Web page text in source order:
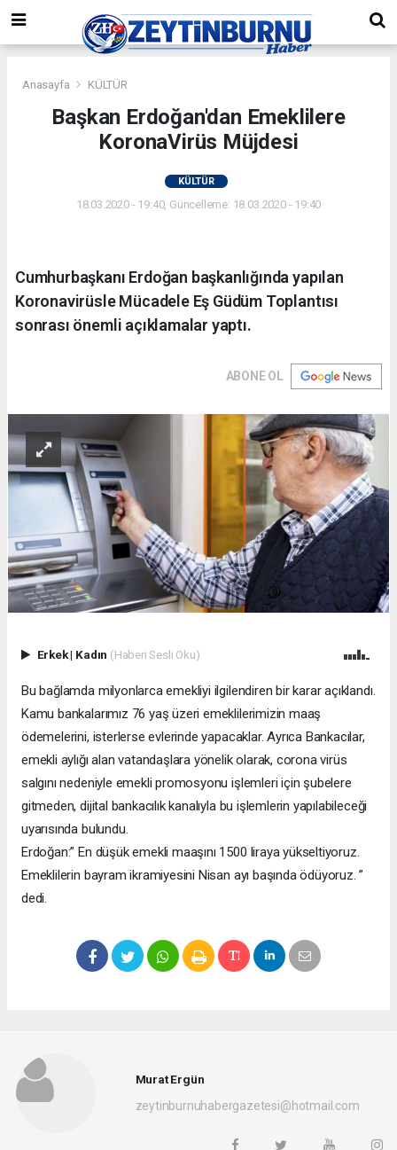
Anasayfa KÜLTÜR
Başkan Erdoğan'dan Emeklilere
KoronaVirüs Müjdesi
KÜLTÜR
18.03.2020 - 19:40, Güncelleme: 18.03.2020 - 19:40
Cumhurbaşkanı Erdoğan başkanlığında yapılan
Koronavirüsle Mücadele Eş Güdüm Toplantısı
sonrası önemli açıklamalar yaptı.
ABONE OL
Erkek| Kadın (Haberi Sesli Oku)
Bu bağlamda milyonlarca emekliyi ilgilendiren bir karar açıklandı.
Kamu bankalarımız 76 yaş üzeri emeklilerimizin maaş
ödemelerini, isterlerse evlerinde yapacaklar. Ayrıca Bankacılar,
emekli aylığı alan vatandaşlara yönelik olarak, corona virüs
salgını nedeniyle emekli promosyonu işlemleri için şubelere
gitmeden, dijital bankacılık kanalıyla bu işlemlerin yapılabileceği
uyarısında bulundu.
Erdoğan:” En düşük emekli maaşını 1500 liraya yükseltiyoruz.
Emeklilerin bayram ikramiyesini Nisan ayı başında ödüyoruz. ”
dedi.
Murat Ergün
zeytinburnuhabergazetesi@hotmail.com